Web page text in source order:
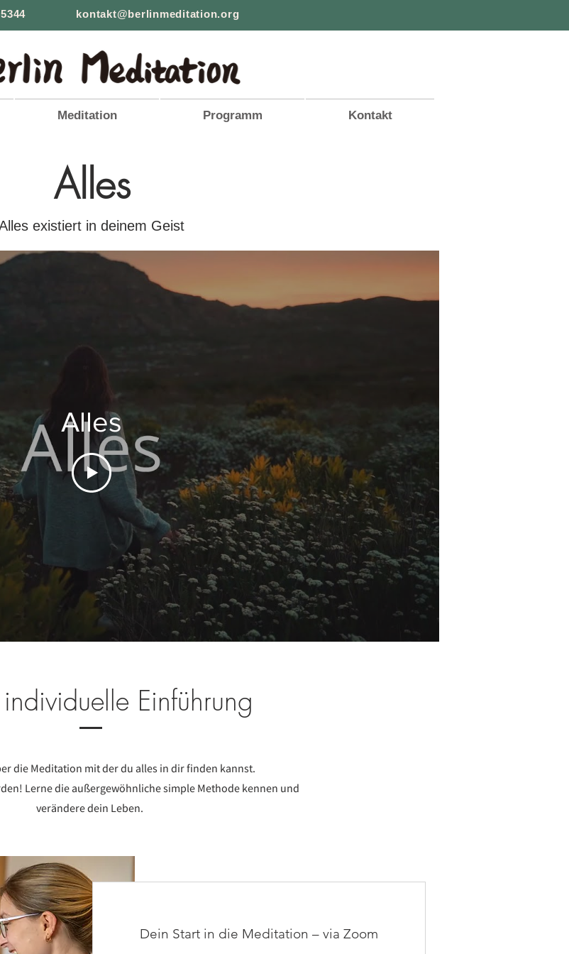
kontakt@berlinmeditation.org
Meditation Programm Kontakt
Alles
existiert in deinem Geist
Alles
Einführung
die Meditation mit der du alles in dir finden kannst.
Lerne die außergewöhnliche simple Methode kennen und
verändere dein Leben.
Dein Start in die Meditation – via Zoom